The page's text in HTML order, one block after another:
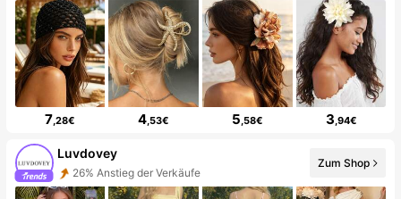
7,28€ 4,53€ 5,58€ 3,94€
Luvdovey
26% Anstieg der Verkäufe
Zum Shop